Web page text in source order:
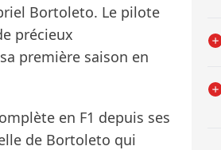
Bortoleto. Le pilote
précieux
première saison en
en F1 depuis ses
de Bortoleto qui